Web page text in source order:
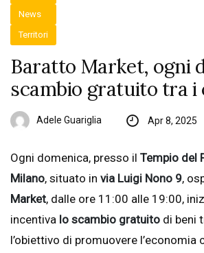
News
Territori
Baratto Market, ogni
scambio gratuito tra
Adele Guariglia Apr 8, 2025
Ogni domenica, presso il Tempio del
Milano, situato in via Luigi Nono 9,
Market, dalle ore 11:00 alle 19:00,
incentiva lo scambio gratuito di beni
l’obiettivo di promuovere l’economia